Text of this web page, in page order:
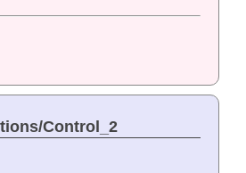
Control_2